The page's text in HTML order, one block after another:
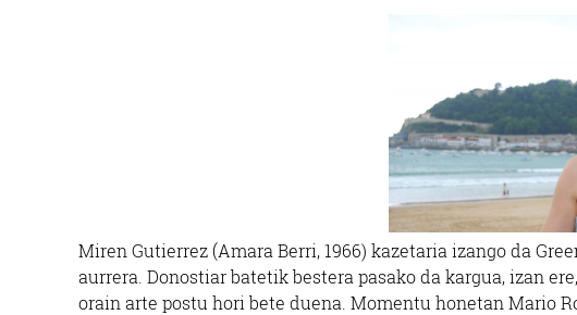
Miren Gutierrez (Amara Berri, 1966) kazetaria izango da
aurrera. Donostiar batetik bestera pasako da kargua, izan
orain arte postu hori bete duena. Momentu honetan Mario